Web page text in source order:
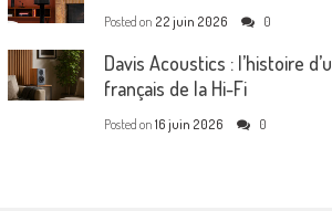
Posted on 22 juin 2026 0
Davis Acoustics : l’histoire
français de la Hi-Fi
Posted on 16 juin 2026 0